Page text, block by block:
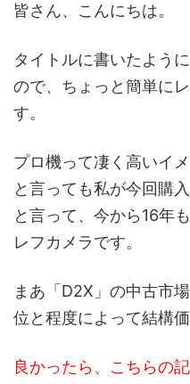
皆さん、こんにちは。
タイトルに書いたよう
ので、ちょっと簡単に
す。
プロ機って凄く高いイ
と言っても私が今回購
と言って、今から16年
レフカメラです。
まあ「D2X」の中古市
位と程度によって結構
良かったら、こちらの